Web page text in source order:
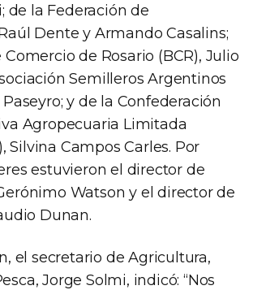
de la Federación de
Dente y Armando Casalins;
de Rosario (BCR), Julio
Semilleros Argentinos
y de la Confederación
Agropecuaria Limitada
Silvina Campos Carles. Por
estuvieron el director de
Watson y el director de
Dunan.
el secretario de Agricultura,
Jorge Solmi, indicó: “Nos